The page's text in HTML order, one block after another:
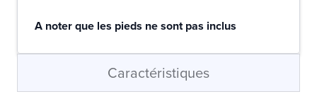
A noter que les pieds ne sont pas inclus
Caractéristiques